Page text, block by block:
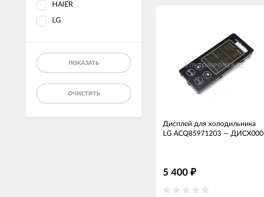
HAIER
LG
ПОКАЗАТЬ
ОЧИСТИТЬ
Дисплей для холодильника
LG ACQ85971203 — ДИСХ000
5 400 ₽